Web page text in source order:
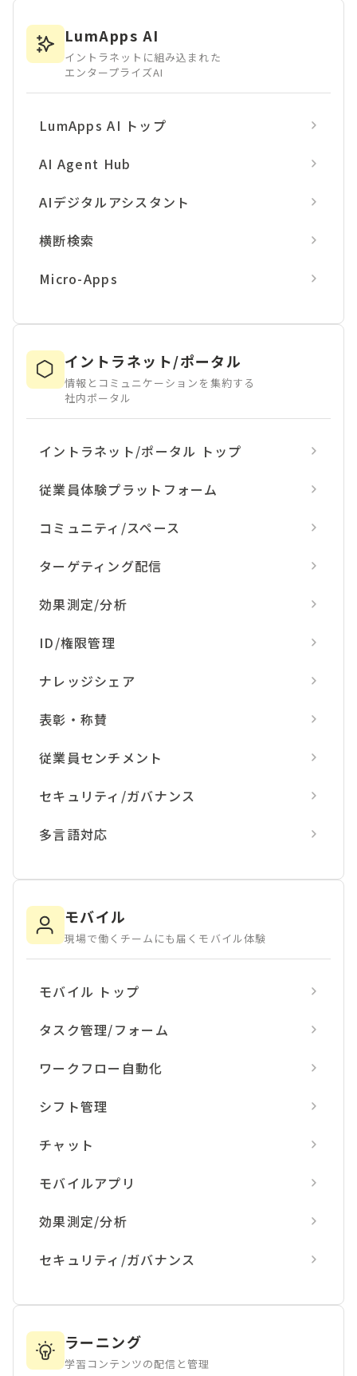
LumApps AI
イントラネットに組み込まれた
エンタープライズAI
LumApps AI トップ
AI Agent Hub
AIデジタルアシスタント
横断検索
Micro-Apps
イントラネット/ポータル
情報とコミュニケーションを集約する
社内ポータル
イントラネット/ポータル トップ
従業員体験プラットフォーム
コミュニティ/スペース
ターゲティング配信
効果測定/分析
ID/権限管理
ナレッジシェア
表彰・称賛
従業員センチメント
セキュリティ/ガバナンス
多言語対応
モバイル
現場で働くチームにも届くモバイル体験
モバイル トップ
タスク管理/フォーム
ワークフロー自動化
シフト管理
チャット
モバイルアプリ
効果測定/分析
セキュリティ/ガバナンス
ラーニング
学習コンテンツの配信と管理